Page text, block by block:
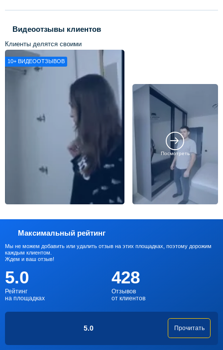
Видеоотзывы клиентов
Клиенты делятся своими
впечатлениями о нашей работе
10+ ВИДЕООТЗЫВОВ
Посмотреть
Максимальный рейтинг
Мы не можем добавить или удалить отзыв на этих площадках, поэтому дорожим
каждым клиентом.
Ждем и ваш отзыв!
5.0
Рейтинг
на площадках
428
Отзывов
от клиентов
5.0 Прочитать